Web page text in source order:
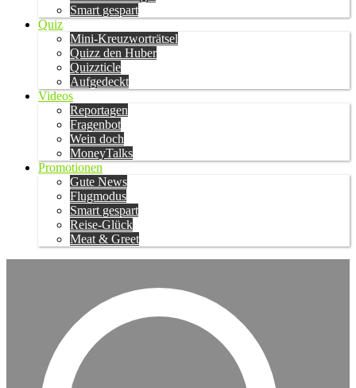
Smart gespart
Quiz
Mini-Kreuzworträtsel
Quizz den Huber
Quizzticle
Aufgedeckt
Videos
Reportagen
Fragenbot
Wein doch
MoneyTalks
Promotionen
Gute News
Flugmodus
Smart gespart
Reise-Glück
Meat & Greet